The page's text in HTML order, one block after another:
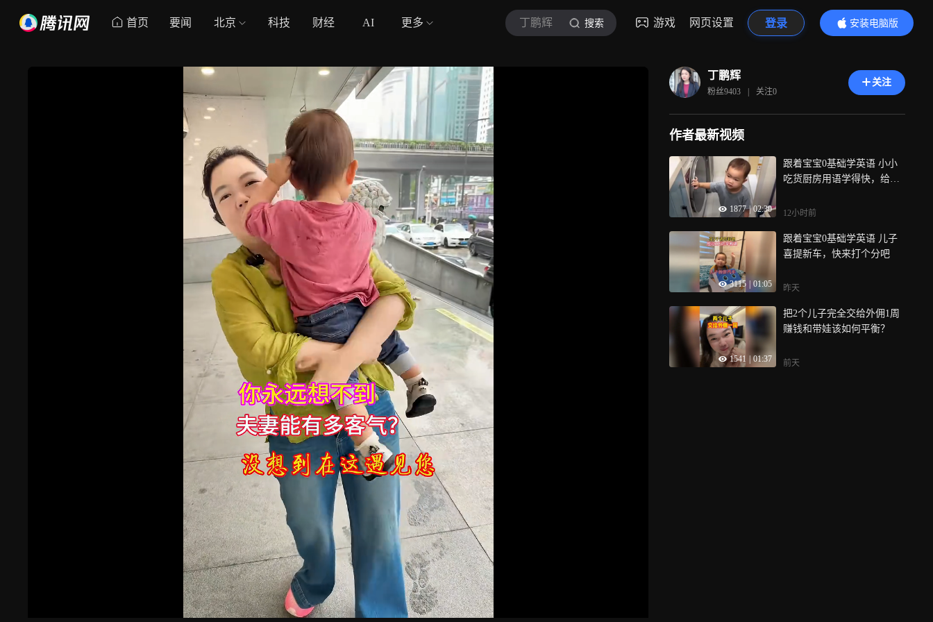
首页 要闻 北京 科技 财经 AI 更多 丁鹏辉 搜索 游戏 网页设置 登录
安装电脑版
内容更精彩
丁鹏辉
粉丝9403 | 关注0
关注
作者最新视频
1877 | 02:30
跟着宝宝0基础学英语 小小
吃货厨房用语学得快，给大
12小时前
3115 01:05
跟着宝宝0基础学英语 儿子
喜提新车，快来打个分吧
昨天
1541 01:37
把2个儿子完全交给外佣1周
赚钱和带娃该如何平衡？
前天